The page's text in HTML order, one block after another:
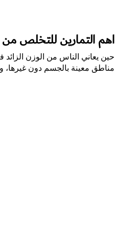
أهم التمارين للتخلص
حين يعاني الناس من الوزن
مناطق معينة بالجسم دون غيرها،